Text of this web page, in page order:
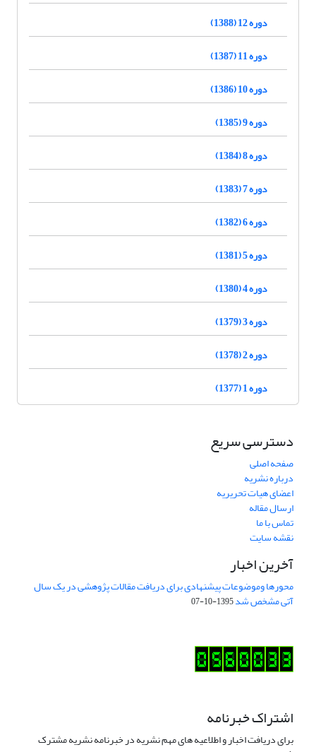
دوره 12 (1388)
دوره 11 (1387)
دوره 10 (1386)
دوره 9 (1385)
دوره 8 (1384)
دوره 7 (1383)
دوره 6 (1382)
دوره 5 (1381)
دوره 4 (1380)
دوره 3 (1379)
دوره 2 (1378)
دوره 1 (1377)
دسترسی سریع
صفحه اصلی
درباره نشریه
اعضای هیات تحریریه
ارسال مقاله
تماس با ما
نقشه سایت
آخرین اخبار
محورها وموضوعات پیشنهادی برای دریافت مقالات پژوهشی در یک سال
آتی مشخص شد1395-10-07
اشتراک خبرنامه
برای دریافت اخبار و اطلاعیه های مهم نشریه در خبرنامه نشریه مشترک